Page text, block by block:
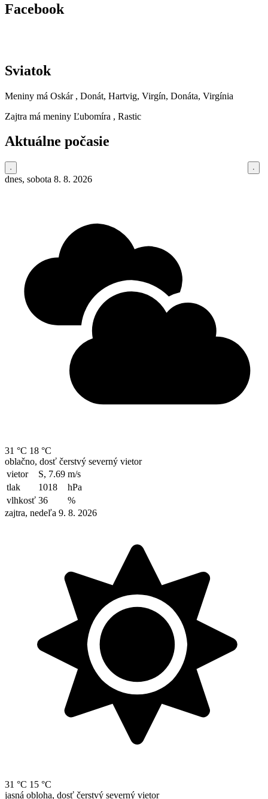
Facebook
Sviatok
Meniny má Oskár , Donát, Hartvig, Virgín, Donáta, Virgínia
Zajtra má meniny Ľubomíra , Rastic
Aktuálne počasie
dnes, sobota 8. 8. 2026
31 °C 18 °C
oblačno, dosť čerstvý severný vietor
vietor
S, 7.69 m/s
tlak
1018
hPa
vlhkosť 36
%
zajtra, nedeľa 9. 8. 2026
31 °C 15 °C
jasná obloha, dosť čerstvý severný vietor